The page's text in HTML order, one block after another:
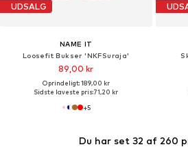
UDSALG
NAME IT
Loosefit Bukser 'NKFSuraja'
89,00 kr
Oprindeligt: 189,00 kr
Sidste laveste pris:71,20 kr
+5
Du har set 32 af 260